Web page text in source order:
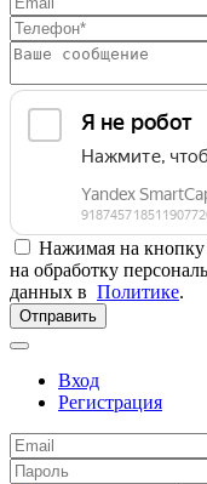
Нажимая на кнопку
на обработку
данных в Политике.
Отправить
Вход
Регистрация